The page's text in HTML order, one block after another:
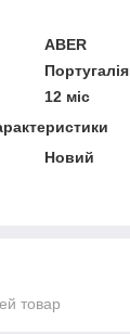
ABER
Португалія
12 міс
Новий
товар